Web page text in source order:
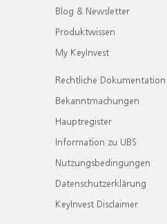
Blog & Newsletter
Produktwissen
My KeyInvest
Rechtliche Dokumentation
Bekanntmachungen
Hauptregister
Information zu UBS
Nutzungsbedingungen
Datenschutzerklärung
KeyInvest Disclaimer